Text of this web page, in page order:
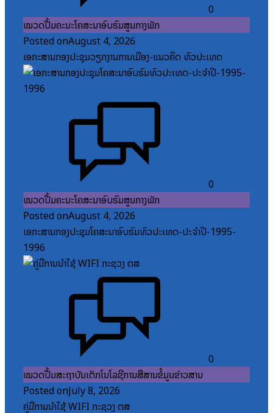
0
ໝວດປື້ມຄະນະໂຄສະນາອົບຮົມສູນກາງພັກ
Posted onAugust 4, 2026
ເອກະສານກອງປະຊຸມວຽກງານການເມືອງ-ແນວຄິດ ທົ່ວປະເທດ
0
ໝວດປື້ມຄະນະໂຄສະນາອົບຮົມສູນກາງພັກ
Posted onAugust 4, 2026
ເອກະສານກອງປະຊຸມໂຄສະນາອົບຮົມທົ່ວປະເທດ-ປະຈໍາປີ-1995-
1996
0
ໝວດປື້ມສະຖາບັນເຕັກໂນໂລຊີການສື່ສານຂໍ້ມູນຂ່າວສານ
Posted onJuly 8, 2026
ຄູ່ມືການນຳໃຊ້ WIFI ກະຊວງ ຕສ